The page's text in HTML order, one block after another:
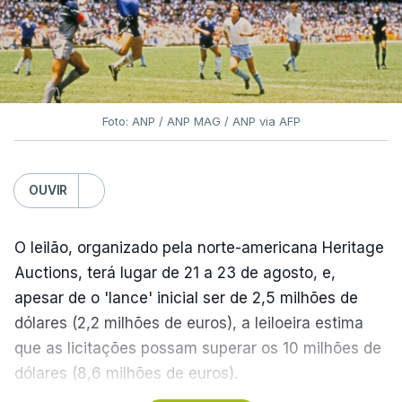
Foto: ANP / ANP MAG / ANP via AFP
OUVIR
O leilão, organizado pela norte-americana Heritage
Auctions, terá lugar de 21 a 23 de agosto, e,
apesar de o 'lance' inicial ser de 2,5 milhões de
dólares (2,2 milhões de euros), a leiloeira estima
que as licitações possam superar os 10 milhões de
dólares (8,6 milhões de euros).